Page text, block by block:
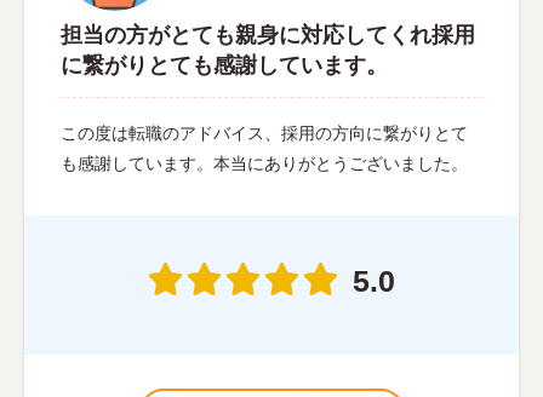
担当の方がとても親身に対応してくれ採用
に繋がりとても感謝しています。
この度は転職のアドバイス、採用の方向に繋がりとて
も感謝しています。本当にありがとうございました。
5.0